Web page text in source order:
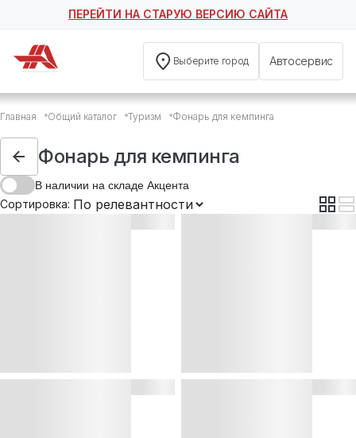
ПЕРЕЙТИ НА СТАРУЮ ВЕРСИЮ САЙТА
Выберите город Автосервис
Фонарь для кемпинга
Фонарь для кемпинга Helios
Фонарь для кемпинга Helios
Фонарь для кемпинга Helios
Фонарь для кемпинга NISUS
Фонарь для кемпинга Smartbuy
Фонарь для кемпинга Smartbuy
Главная Общий каталог Туризм Фонарь для кемпинга
Фонарь для кемпинга
В наличии на складе Акцента
Сортировка: